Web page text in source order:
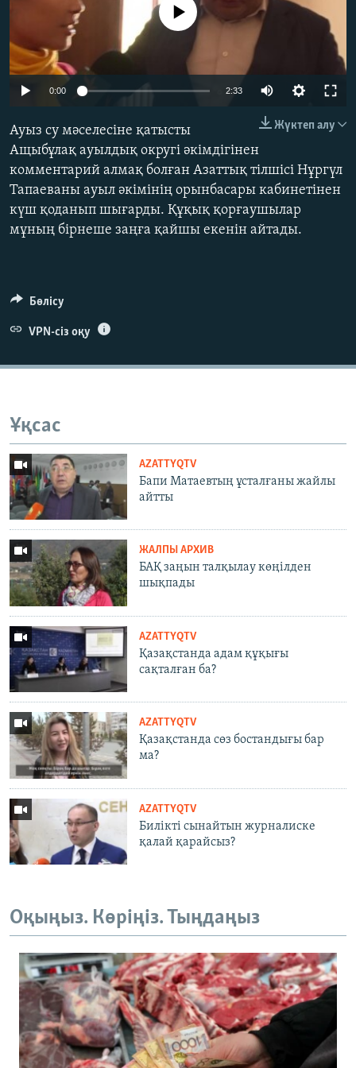
ЖАЗЫЛЫҢЫЗ
Басқа тілдерде
No media source currently available
0:00 2:33
Жүктеп алу
Ауыз су мәселесіне қатысты
Ащыбұлақ ауылдық округі әкімдігінен
комментарий алмақ болған Азаттық тілшісі Нұргүл
Тапаеваны ауыл әкімінің орынбасары кабинетінен
күш қоданып шығарды. Құқық қорғаушылар
мұның бірнеше заңға қайшы екенін айтады.
Бөлісу
VPN-сіз оқу
Ұқсас
AZATTYQTV
Бапи Матаевтың ұсталғаны жайлы
айтты
ЖАЛПЫ АРХИВ
БАҚ заңын талқылау көңілден
шықпады
AZATTYQTV
Қазақстанда адам құқығы
сақталған ба?
AZATTYQTV
Қазақстанда сөз бостандығы бар
ма?
AZATTYQTV
Билікті сынайтын журналиске
қалай қарайсыз?
Оқыңыз. Көріңіз. Тыңдаңыз